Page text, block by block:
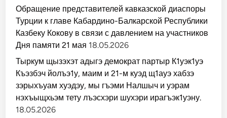
Обращение представителей кавказской диаспоры
Турции к главе Кабардино-Балкарской Республики
Казбеку Кокову в связи с давлением на участников
Дня памяти 21 мая 18.05.2026
Тыркум щызэхэт адыгэ демократ партыр К1уэк1уэ
Къэзбэч йолъэ1у, маим и 21-м куэд щ1ауэ хабзэ
зэрыхъуам хуэдэу, мы гъэми Налшыч и уэрам
нэхъыщхьэм тету лъэсхэри шухэри ирагъэк1уэну.
18.05.2026